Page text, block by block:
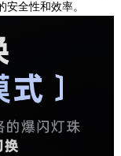
全性和效率。